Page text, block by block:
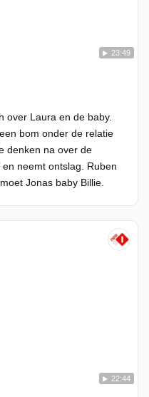
23:49
over Laura en de baby.
bom onder de relatie
denken na over de
neemt ontslag. Ruben
Jonas baby Billie.
22:44